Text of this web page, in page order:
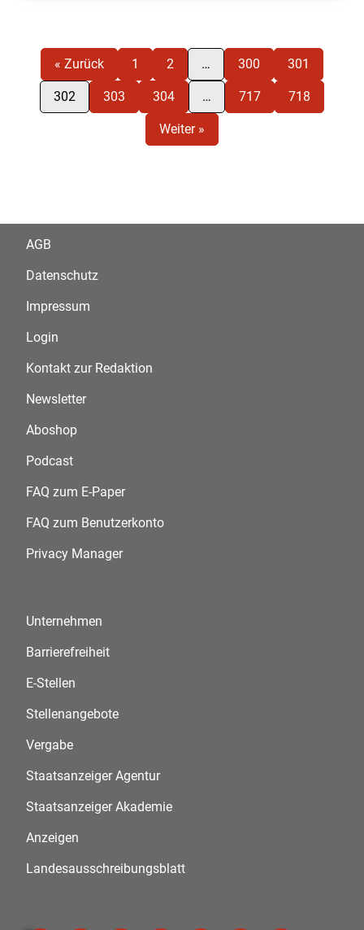
« Zurück 1 2 … 300 301
302 303 304 … 717 718
Weiter »
AGB
Datenschutz
Impressum
Login
Kontakt zur Redaktion
Newsletter
Aboshop
Podcast
FAQ zum E-Paper
FAQ zum Benutzerkonto
Privacy Manager
Unternehmen
Barrierefreiheit
E-Stellen
Stellenangebote
Vergabe
Staatsanzeiger Agentur
Staatsanzeiger Akademie
Anzeigen
Landesausschreibungsblatt